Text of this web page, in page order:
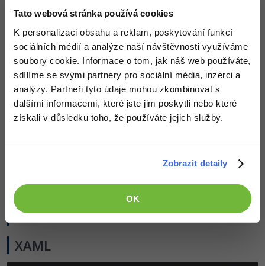
Tato webová stránka používá cookies
K personalizaci obsahu a reklam, poskytování funkcí
sociálních médií a analýze naší návštěvnosti využíváme
soubory cookie. Informace o tom, jak náš web používáte,
sdílíme se svými partnery pro sociální média, inzerci a
analýzy. Partneři tyto údaje mohou zkombinovat s
dalšími informacemi, které jste jim poskytli nebo které
získali v důsledku toho, že používáte jejich služby.
Zobrazit detaily
OK
DisplayDateEnd – nastavuje koncové datum
DisplayDateStart – nastavuje počáteční datum
FirstDayOfWeek – nastavuje den, kterým má
začínat týden
IsTodayHighlighted – zda má být zvýrazněné
jaký je dnes den ( true nebo false )
SelectedDate – nastavuje nebo vrací vybraný den
Události
– při změně datumu spustí
Příklad
XAML